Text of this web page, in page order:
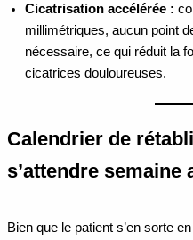
Cicatrisation accélérée :
millimétriques, aucun point
nécessaire, ce qui réduit la
cicatrices douloureuses.
Calendrier de
s’attendre semaine
Bien que le patient s’en sorte